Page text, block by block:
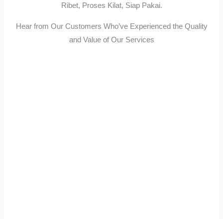
Ribet, Proses Kilat, Siap Pakai.
Hear from Our Customers Who’ve Experienced the Quality
and Value of Our Services